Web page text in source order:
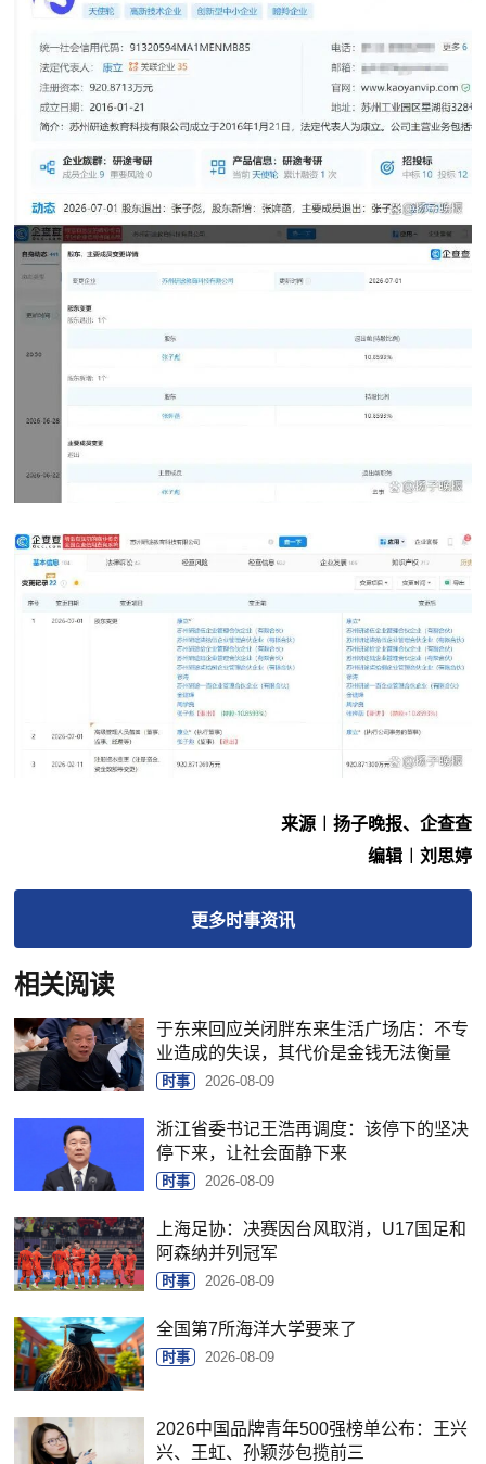
来源︱扬子晚报、企查查
编辑︱刘思婷
更多时事资讯
相关阅读
于东来回应关闭胖东来生活广场店：不专
业造成的失误，其代价是金钱无法衡量
时事 2026-08-09
浙江省委书记王浩再调度：该停下的坚决
停下来，让社会面静下来
时事 2026-08-09
上海足协：决赛因台风取消，U17国足和
阿森纳并列冠军
时事 2026-08-09
全国第7所海洋大学要来了
时事 2026-08-09
2026中国品牌青年500强榜单公布：王兴
兴、王虹、孙颖莎包揽前三